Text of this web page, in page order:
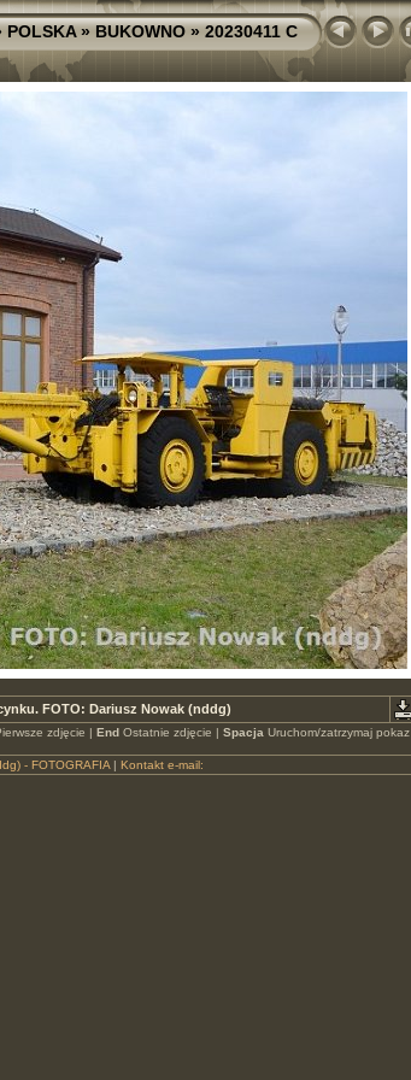
POLSKA»BUKOWNO»20230411 C
FOTO: Dariusz Nowak (nddg)
zdjęcie | EndOstatnie zdjęcie | Spacja Uruchom/zatrzymaj pokaz
- FOTOGRAFIA| Kontakt e-mail: